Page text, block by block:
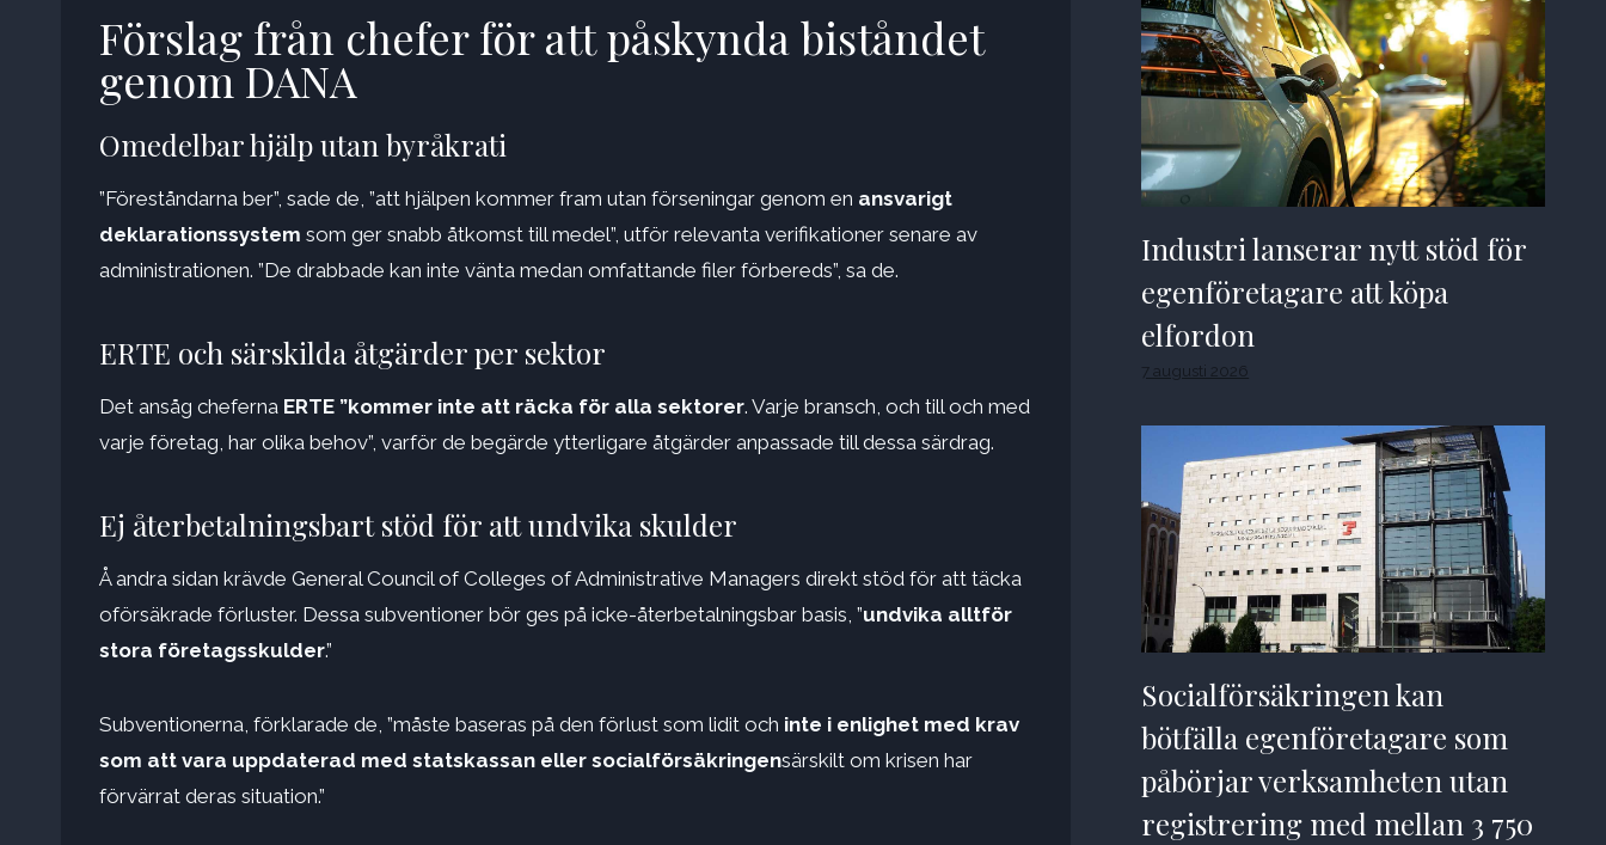
Förslag från chefer för att påskynda biståndet
genom DANA
Omedelbar hjälp utan byråkrati
”Föreståndarna ber”, sade de, ”att hjälpen kommer fram utan förseningar genom en ansvarigt
deklarationssystem som ger snabb åtkomst till medel”, utför relevanta verifikationer senare av
administrationen. ”De drabbade kan inte vänta medan omfattande filer förbereds”, sa de.
ERTE och särskilda åtgärder per sektor
Det ansåg cheferna ERTE ”kommer inte att räcka för alla sektorer. Varje bransch, och till och med
varje företag, har olika behov”, varför de begärde ytterligare åtgärder anpassade till dessa särdrag.
Ej återbetalningsbart stöd för att undvika skulder
Å andra sidan krävde General Council of Colleges of Administrative Managers direkt stöd för att täcka
oförsäkrade förluster. Dessa subventioner bör ges på icke-återbetalningsbar basis, ”undvika alltför
stora företagsskulder.”
Subventionerna, förklarade de, ”måste baseras på den förlust som lidit och inte i enlighet med krav
som att vara uppdaterad med statskassan eller socialförsäkringensärskilt om krisen har
förvärrat deras situation.”
Industri lanserar nytt stöd för
egenföretagare att köpa
elfordon
7 augusti 2026
Socialförsäkringen kan
bötfälla egenföretagare som
påbörjar verksamheten utan
registrering med mellan 3 750